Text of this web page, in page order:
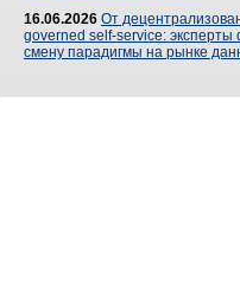
16.06.2026 От
governed self-service: эксперты
смену парадигмы на рынке